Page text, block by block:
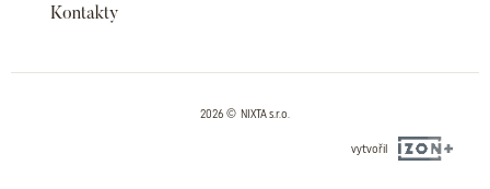
Kontakty
2026 © NIXTA s.r.o.
vytvořil